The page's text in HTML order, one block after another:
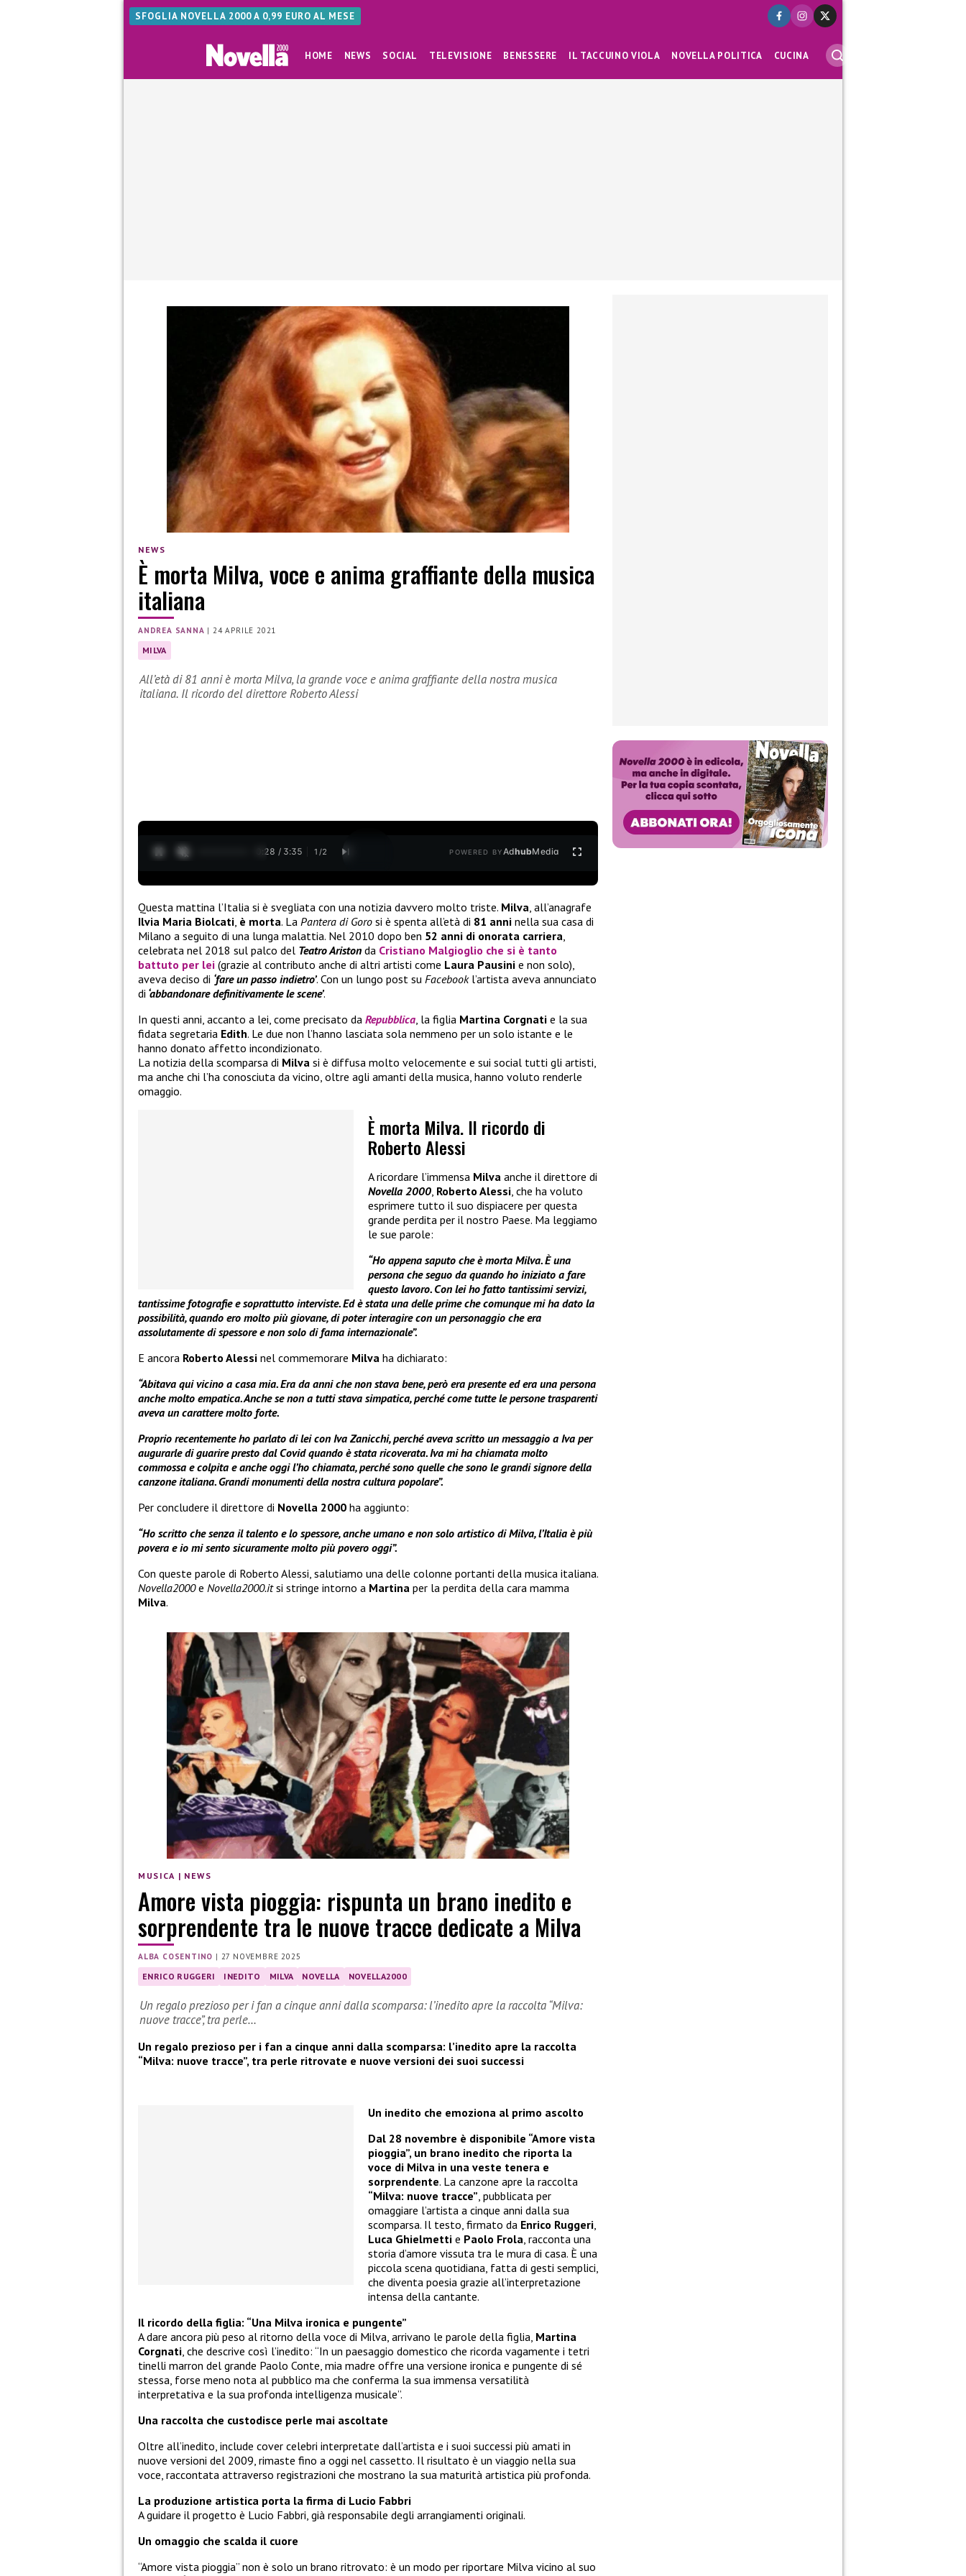
SFOGLIA NOVELLA 2000 A 0,99 EURO AL MESE
HOME NEWS SOCIAL TELEVISIONE BENESSERE IL TACCUINO VIOLA NOVELLA POLITICA CUCINA
NEWS
È morta Milva, voce e anima graffiante della musica
italiana
ANDREA SANNA |24 APRILE 2021
MILVA
All’età di 81 anni è morta Milva, la grande voce e anima graffiante della nostra musica
italiana. Il ricordo del direttore Roberto Alessi
0:29 / 3:35 1 /2 POWERED BYAdhubMedia
Questa mattina l’Italia si è svegliata con una notizia davvero molto triste. Milva , all’anagrafe
Ilvia Maria Biolcati è morta. La Pantera di Goro si è spenta all’età di 81 anni nella sua casa di
Milano a seguito di una lunga malattia. Nel 2010 dopo ben 52 anni di onorata carriera
celebrata nel 2018 sul palco del Teatro Ariston da Cristiano Malgioglio che si è tanto
battuto per lei (grazie al contributo anche di altri artisti come Laura Pausini e non solo),
aveva deciso di ‘fare un passo indietro’. Con un lungo post su Facebook l’artista aveva annunciato
di ‘abbandonare definitivamente le scene’.
In questi anni, accanto a lei, come precisato da Repubblica , la figlia Martina Corgnati e la sua
fidata segretaria Edith. Le due non l’hanno lasciata sola nemmeno per un solo istante e le
hanno donato affetto incondizionato.
La notizia della scomparsa di Milva si è diffusa molto velocemente e sui social tutti gli artisti,
ma anche chi l’ha conosciuta da vicino, oltre agli amanti della musica, hanno voluto renderle
omaggio.
È morta Milva. Il ricordo di
Roberto Alessi
A ricordare l’immensa Milva anche il direttore di
Novella 2000, Roberto Alessi, che ha voluto
esprimere tutto il suo dispiacere per questa
grande perdita per il nostro Paese. Ma leggiamo
le sue parole:
“Ho appena saputo che è morta Milva. È una
persona che seguo da quando ho iniziato a fare
questo lavoro. Con lei ho fatto tantissimi servizi,
tantissime fotografie e soprattutto interviste. Ed è stata una delle prime che comunque mi ha dato la
possibilità, quando ero molto più giovane, di poter interagire con un personaggio che era
assolutamente di spessore e non solo di fama internazionale”.
E ancora Roberto Alessi nel commemorare Milva ha dichiarato:
“Abitava qui vicino a casa mia. Era da anni che non stava bene, però era presente ed era una persona
anche molto empatica. Anche se non a tutti stava simpatica, perché come tutte le persone trasparenti
aveva un carattere molto forte.
Proprio recentemente ho parlato di lei con Iva Zanicchi, perché aveva scritto un messaggio a Iva per
augurarle di guarire presto dal Covid quando è stata ricoverata. Iva mi ha chiamata molto
commossa e colpita e anche oggi l’ho chiamata, perché sono quelle che sono le grandi signore della
canzone italiana. Grandi monumenti della nostra cultura popolare”.
Per concludere il direttore di Novella 2000 ha aggiunto:
“Ho scritto che senza il talento e lo spessore, anche umano e non solo artistico di Milva, l’Italia è più
povera e io mi sento sicuramente molto più povero oggi”.
Con queste parole di Roberto Alessi, salutiamo una delle colonne portanti della musica italiana.
Novella2000e Novella2000.itsi stringe intorno a Martina per la perdita della cara mamma
Milva.
MUSICA | NEWS
Amore vista pioggia: rispunta un brano inedito e
sorprendente tra le nuove tracce dedicate a Milva
ALBA COSENTINO | 27 NOVEMBRE 2025
ENRICO RUGGERI INEDITO MILVA NOVELLA NOVELLA2000
Un regalo prezioso per i fan a cinque anni dalla scomparsa: l’inedito apre la raccolta “Milva:
nuove tracce”, tra perle…
Un regalo prezioso per i fan a cinque anni dalla scomparsa: l’inedito apre la raccolta
“Milva: nuove tracce”, tra perle ritrovate e nuove versioni dei suoi successi
Un inedito che emoziona al primo ascolto
Dal 28 novembre è disponibile “Amore vista
pioggia”, un brano inedito che riporta la
voce di Milva in una veste tenera e
sorprendente. La canzone apre la raccolta
“Milva: nuove tracce”, pubblicata per
omaggiare l’artista a cinque anni dalla sua
scomparsa. Il testo, firmato da Enrico Ruggeri,
Luca Ghielmetti e Paolo Frola, racconta una
storia d’amore vissuta tra le mura di casa. È una
piccola scena quotidiana, fatta di gesti semplici,
che diventa poesia grazie all’interpretazione
intensa della cantante.
Il ricordo della figlia: “Una Milva ironica e pungente”
A dare ancora più peso al ritorno della voce di Milva, arrivano le parole della figlia, Martina
Corgnati, che descrive così l’inedito: “In un paesaggio domestico che ricorda vagamente i tetri
tinelli marron del grande Paolo Conte, mia madre offre una versione ironica e pungente di sé
stessa, forse meno nota al pubblico ma che conferma la sua immensa versatilità
interpretativa e la sua profonda intelligenza musicale”.
Una raccolta che custodisce perle mai ascoltate
Oltre all’inedito, include cover celebri interpretate dall’artista e i suoi successi più amati in
nuove versioni del 2009, rimaste fino a oggi nel cassetto. Il risultato è un viaggio nella sua
voce, raccontata attraverso registrazioni che mostrano la sua maturità artistica più profonda.
La produzione artistica porta la firma di Lucio Fabbri
A guidare il progetto è Lucio Fabbri, già responsabile degli arrangiamenti originali.
Un omaggio che scalda il cuore
“Amore vista pioggia” non è solo un brano ritrovato: è un modo per riportare Milva vicino al suo